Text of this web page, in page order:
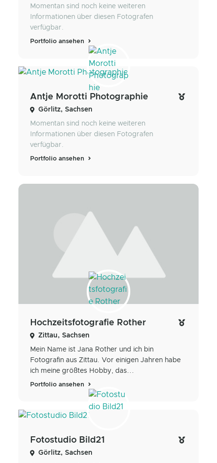
Momentan sind noch keine weiteren
Informationen über diesen Fotografen
verfügbar.
Portfolio ansehen
Antje Morotti Photographie
Görlitz, Sachsen
Momentan sind noch keine weiteren
Informationen über diesen Fotografen
verfügbar.
Portfolio ansehen
Hochzeitsfotografie Rother
Zittau, Sachsen
Mein Name ist Jana Rother und ich bin
Fotografin aus Zittau. Vor einigen Jahren habe
ich meine größtes Hobby, das...
Portfolio ansehen
Fotostudio Bild21
Görlitz, Sachsen